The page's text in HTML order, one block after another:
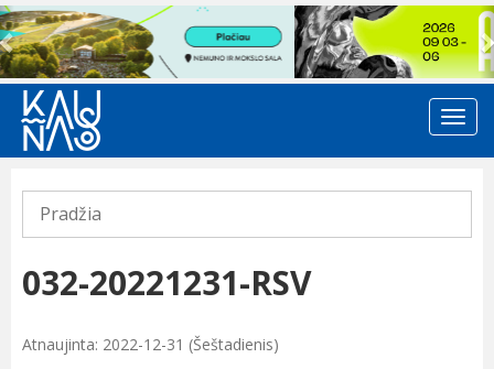
Previous
Pradžia
032-20221231-RSV
Atnaujinta: 2022-12-31 (Šeštadienis)